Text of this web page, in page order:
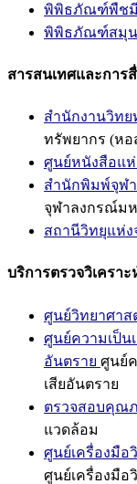
พิพิธภัณฑ์พืช
พิพิธภัณฑ์สมุน
สารสนเทศและการ
สำนักงานวิท
ทรัพยากร (หอ
ศูนย์หนังสือแห่
สำนักพิมพ์จุฬ
จุฬาลงกรณ์ม
สถานีวิทยุแห่ง
บริการตรวจวิเครา
ศูนย์วิทยาศาส
ศูนย์ความเป็น
อันตราย ศูนย์
เสียอันตราย
ตรวจสอบคุณ
แวดล้อม
ศูนย์เครื่องมือ
ศูนย์เครื่องมือ